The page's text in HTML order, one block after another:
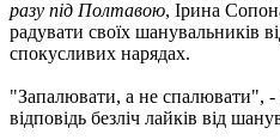
разу під Полтавою, Ірина
радувати своїх шанувальників
спокусливих нарядах.
"Запалювати, а не спалювати", -
відповідь безліч лайків від